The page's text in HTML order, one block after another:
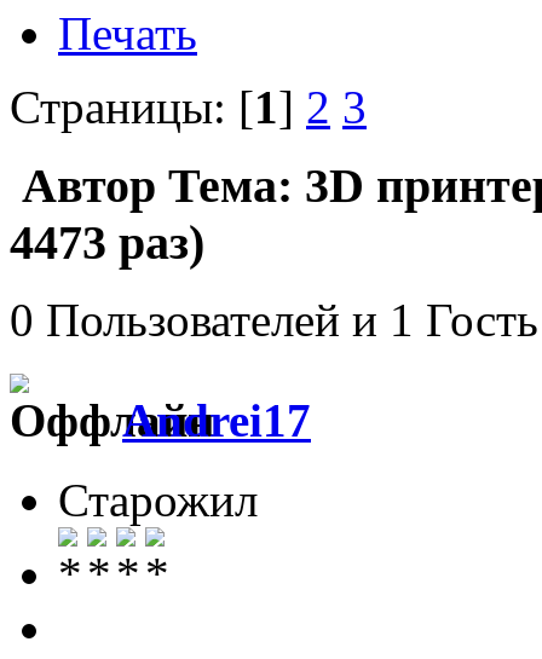
Печать
Страницы: [1] 2 3
Автор Тема: 3D
4473 раз)
0 Пользователей и 1
Andrei17
Старожил